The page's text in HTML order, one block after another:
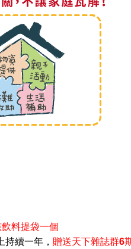
料提袋一個
續一年， 贈送天下雜誌群6